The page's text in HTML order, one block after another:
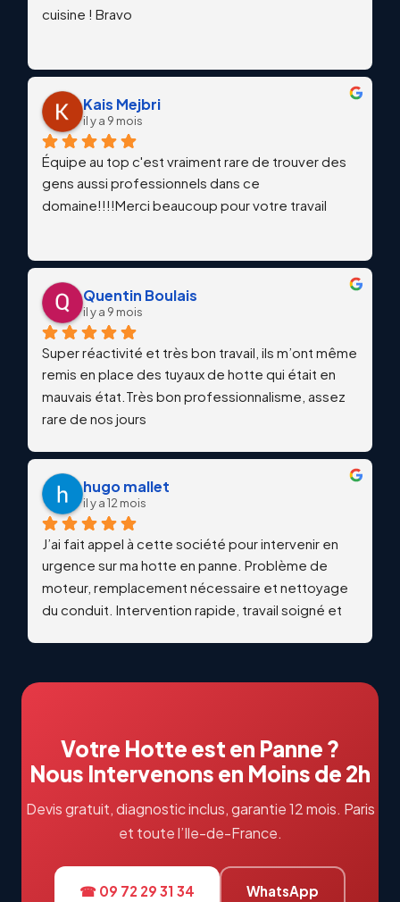
cuisine ! Bravo
Kais Mejbri
il y a 9 mois
Équipe au top c'est vraiment rare de trouver des
gens aussi professionnels dans ce
domaine!!!!Merci beaucoup pour votre travail
Quentin Boulais
il y a 9 mois
Super réactivité et très bon travail, ils m’ont même
remis en place des tuyaux de hotte qui était en
mauvais état.Très bon professionnalisme, assez
rare de nos jours
hugo mallet
il y a 12 mois
J’ai fait appel à cette société pour intervenir en
urgence sur ma hotte en panne. Problème de
moteur, remplacement nécessaire et nettoyage
du conduit. Intervention rapide, travail soigné et
Votre Hotte est en Panne ?
Nous Intervenons en Moins de 2h
Devis gratuit, diagnostic inclus, garantie 12 mois. Paris
et toute l’Ile-de-France.
☎ 09 72 29 31 34 WhatsApp